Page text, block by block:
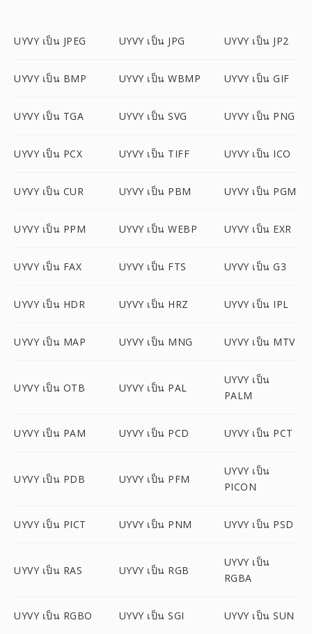
UYVY เป็น JPEG UYVY เป็น JPG UYVY เป็น JP2
UYVY เป็น BMP UYVY เป็น WBMP UYVY เป็น GIF
UYVY เป็น TGA UYVY เป็น SVG UYVY เป็น PNG
UYVY เป็น PCX UYVY เป็น TIFF UYVY เป็น ICO
UYVY เป็น CUR UYVY เป็น PBM UYVY เป็น PGM
UYVY เป็น PPM UYVY เป็น WEBP UYVY เป็น EXR
UYVY เป็น FAX UYVY เป็น FTS UYVY เป็น G3
UYVY เป็น HDR UYVY เป็น HRZ UYVY เป็น IPL
UYVY เป็น MAP UYVY เป็น MNG UYVY เป็น MTV
UYVY เป็น OTB UYVY เป็น PAL
UYVY เป็น
PALM
UYVY เป็น PAM UYVY เป็น PCD UYVY เป็น PCT
UYVY เป็น PDB UYVY เป็น PFM
UYVY เป็น
PICON
UYVY เป็น PICT UYVY เป็น PNM UYVY เป็น PSD
UYVY เป็น RAS UYVY เป็น RGB
UYVY เป็น
RGBA
UYVY เป็น RGBO UYVY เป็น SGI UYVY เป็น SUN